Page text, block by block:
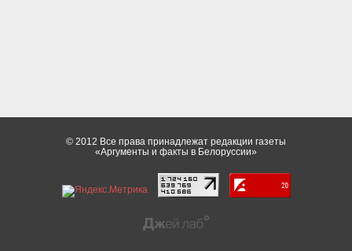
© 2012 Все права принадлежат редакции газеты
«Аргументы и факты в Белоруссии»